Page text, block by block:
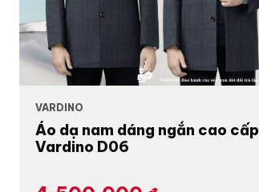
VARDINO
Áo dạ nam dáng ngắn cao cấp
Vardino D06